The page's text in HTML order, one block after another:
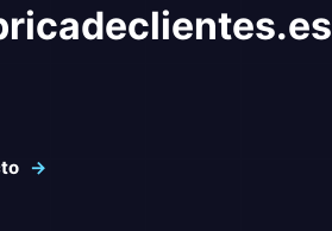
→